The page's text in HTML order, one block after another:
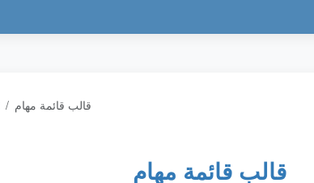
قالب قائمة مهام
قالب قائمة مهام